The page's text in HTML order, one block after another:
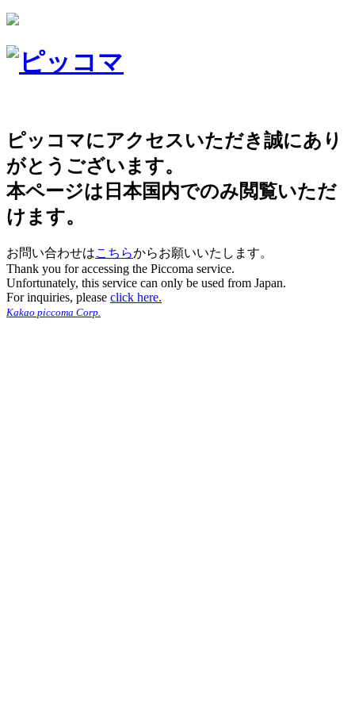
ピッコマにアクセスいただき誠にあり
がとうございます。
本ページは日本国内でのみ閲覧いただ
けます。
お問い合わせはこちらからお願いいたします。
Thank you for accessing the Piccoma service.
Unfortunately, this service can only be used from Japan.
For inquiries, please click here.
Kakao piccoma Corp.